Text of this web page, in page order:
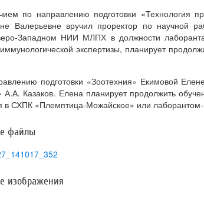
по направлению подготовки «Технология
Валерьевне вручил проректор по научной
Западном НИИ МЛПХ в должности
экспертизы, планирует
подготовки «Зоотехния» Екимовой
А.А. Казаков. Елена планирует продолжить
в СХПК «Племптица-Можайское» или
файлы
изображения